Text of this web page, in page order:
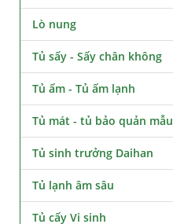
Lò nung
Tủ sấy - Sấy chân không
Tủ ấm - Tủ ấm lạnh
Tủ mát - tủ bảo quản mẫu
Tủ sinh trưởng Daihan
Tủ lạnh âm sâu
Tủ cấy Vi sinh